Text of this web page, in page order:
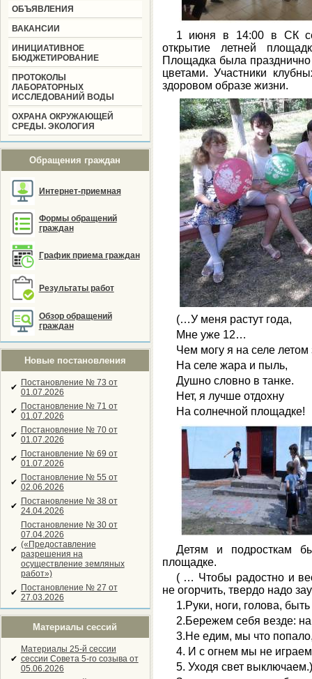
ОБЪЯВЛЕНИЯ
ВАКАНСИИ
ИНИЦИАТИВНОЕ
БЮДЖЕТИРОВАНИЕ
ПРОТОКОЛЫ
ЛАБОРАТОРНЫХ
ИССЛЕДОВАНИЙ ВОДЫ
ОХРАНА ОКРУЖАЮЩЕЙ
СРЕДЫ. ЭКОЛОГИЯ
Обращения граждан
Интернет-приемная
Формы обращений
граждан
График приема граждан
Результаты работ
Обзор обращений
граждан
Новые постановления
✔ Постановление № 73 от
01.07.2026
✔ Постановление № 71 от
01.07.2026
✔ Постановление № 70 от
01.07.2026
✔ Постановление № 69 от
01.07.2026
✔ Постановление № 55 от
02.06.2026
✔ Постановление № 38 от
24.04.2026
✔
Постановление № 30 от
07.04.2026
(«Предоставление
разрешения на
осуществление земляных
работ»)
✔ Постановление № 27 от
27.03.2026
Материалы сессий
✔
Материалы 25-й сессии
сессии Совета 5-го созыва от
05.06.2026
1 июня в 14:00 в СК
открытие летней
Площадка была
цветами. Участники
здоровом образе жизни.
(…У меня растут года,
Мне уже 12…
Чем могу я на селе летом
На селе жара и пыль,
Душно словно в танке.
Нет, я лучше отдохну
На солнечной площадке!
Детям и подросткам
площадке.
( … Чтобы радостно и
не огорчить, твердо надо
1.Руки, ноги, голова,
2.Бережем себя везде:
3.Не едим, мы что
4. И с огнем мы не
5. Уходя свет выключаем.)